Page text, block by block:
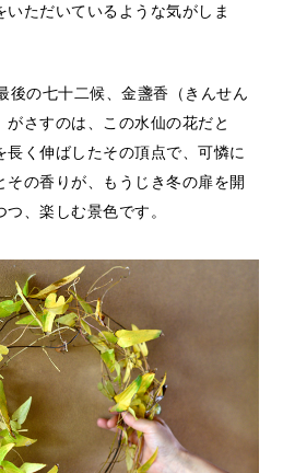
ただいているような気がしま
後の七十二候、金盞香（きんせん
さすのは、この水仙の花だと
く伸ばしたその頂点で、可憐に
の香りが、もうじき冬の扉を開
、楽しむ景色です。